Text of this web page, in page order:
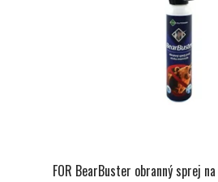
FOR BearBuster obranný sprej